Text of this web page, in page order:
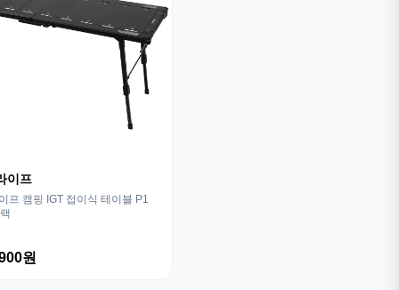
이프
프 캠핑 IGT 접이식 테이블 P1
원